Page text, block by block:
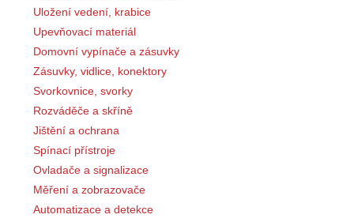
Uložení vedení, krabice
Upevňovací materiál
Domovní vypínače a zásuvky
Zásuvky, vidlice, konektory
Svorkovnice, svorky
Rozváděče a skříně
Jištění a ochrana
Spínací přístroje
Ovladače a signalizace
Měření a zobrazovače
Automatizace a detekce